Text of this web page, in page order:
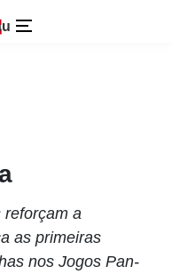
reforçam a
as primeiras
nos Jogos Pan-